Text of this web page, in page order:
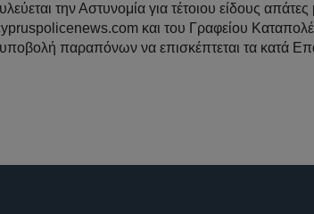
την Αστυνομία για τέτοιου είδους
και του Γραφείου
παραπόνων να επισκέπτεται τα κατά